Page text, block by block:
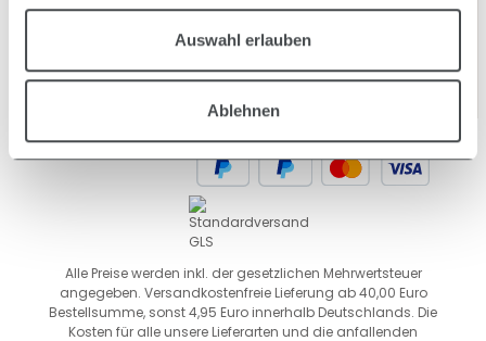
Auswahl erlauben
Ablehnen
INFORMATIONEN
Alle Preise werden inkl. der gesetzlichen Mehrwertsteuer
angegeben. Versandkostenfreie Lieferung ab 40,00 Euro
Bestellsumme, sonst 4,95 Euro innerhalb Deutschlands. Die
Kosten für alle unsere Lieferarten und die anfallenden